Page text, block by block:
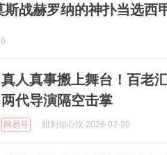
战赫罗纳的神扑当选西
真人真事搬上舞台！百老
两代导演隔空击掌
网易号 甜到你心坎 2026-02-20